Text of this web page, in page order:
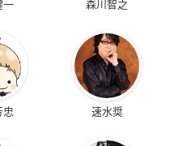
一 森川智之
忠 速水奨